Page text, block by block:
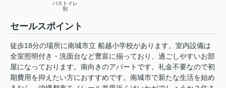
バストイレ
別
セールスポイント
徒歩18分の場所に南城市立 船越小学校があります。室内設備は
全室照明付き・洗面台など豊富に揃っており、過ごしやすいお部
屋になっております。南向きのアパートです。礼金不要なので初
期費用を抑えたい方におすすめです。南城市で新たな生活を始め